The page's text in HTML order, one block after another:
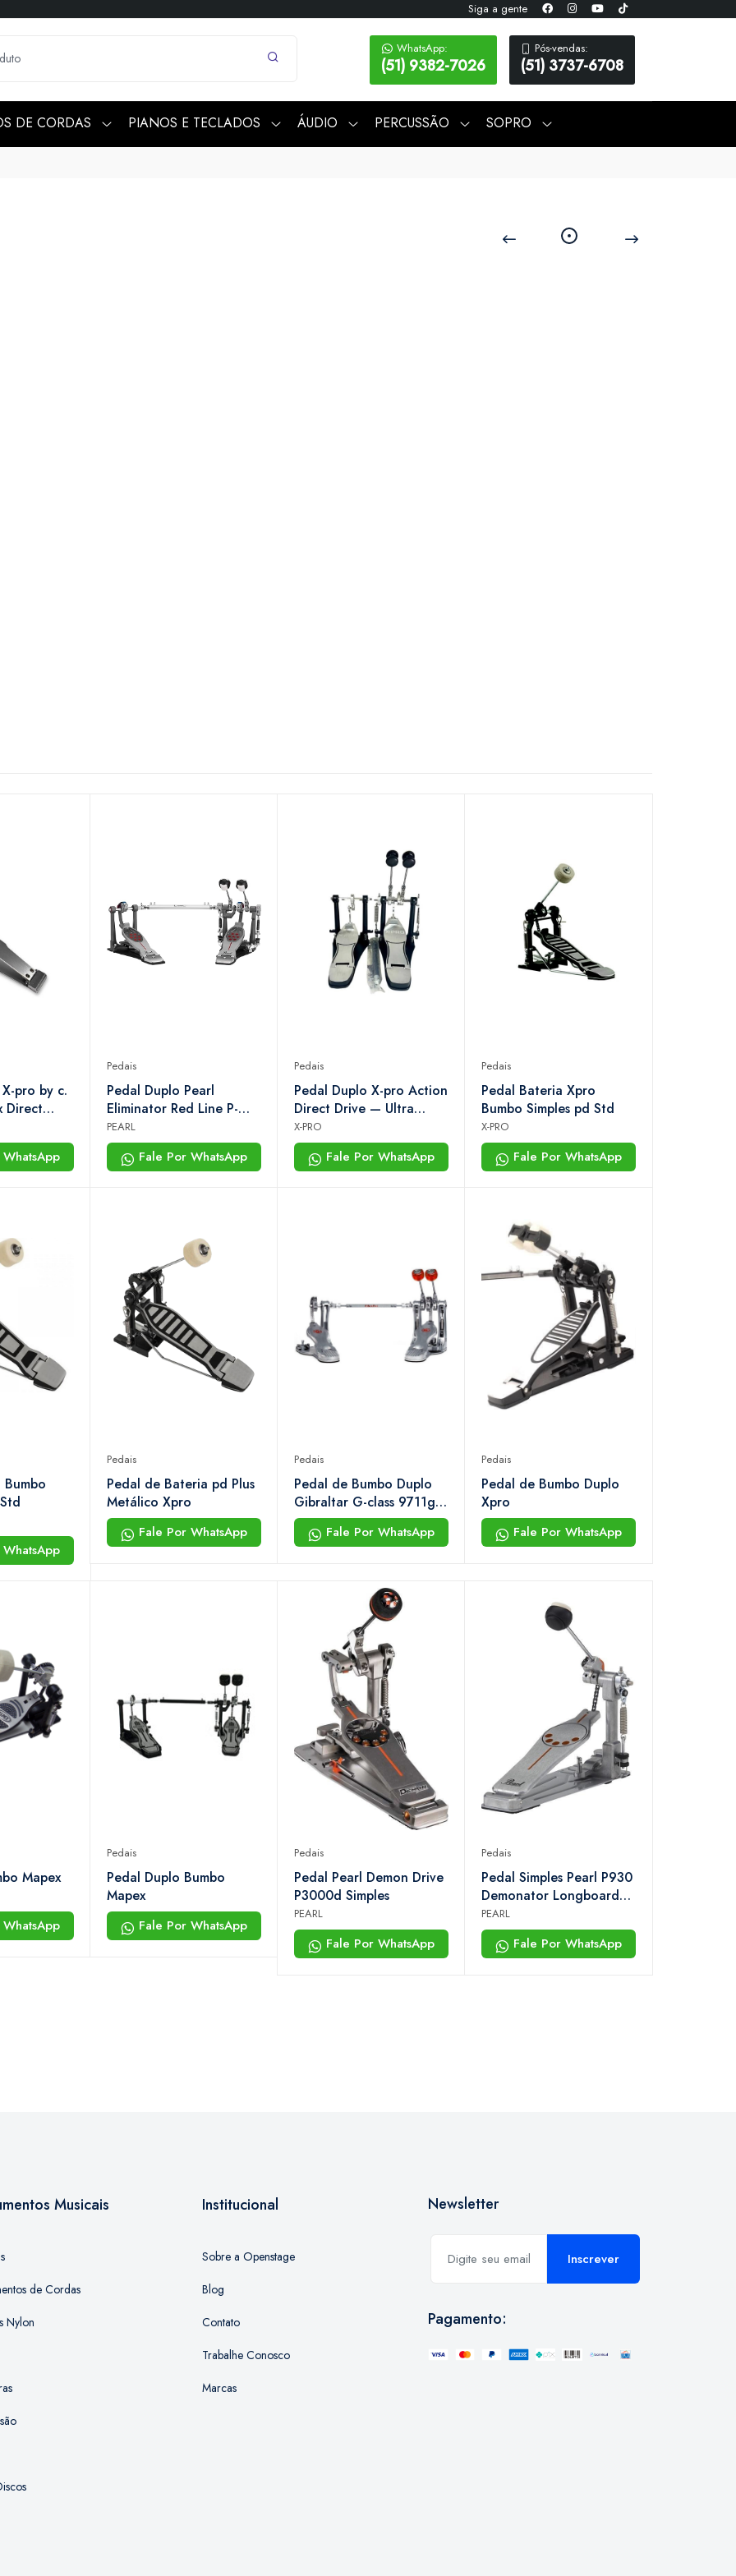
Siga a gente
WhatsApp:
(51) 9382-7026
Pós-vendas:
(51) 3737-6708
DE CORDAS PIANOS E TECLADOS ÁUDIO PERCUSSÃO SOPRO
pro by c.
Direct
em
Axis Com
Pedais
Pedal Duplo Pearl
Eliminator Red Line P-
2052c (com Case)
PEARL
Fale Por WhatsApp
Pedais
Pedal Duplo X-pro Action
Direct Drive — Ultra
Rápido, Preciso e
Robusto Para Bateristas
Exigentes
X-PRO
Fale Por WhatsApp
Pedais
Pedal Bateria Xpro
Bumbo Simples pd Std
X-PRO
Fale Por WhatsApp
Pedais
Pedal de Bateria pd Plus
Metálico Xpro
Fale Por WhatsApp
Pedais
Pedal de Bumbo Duplo
Gibraltar G-class 9711g-
db
Fale Por WhatsApp
Pedais
Pedal de Bumbo Duplo
Xpro
Fale Por WhatsApp
Mapex
Pedais
Pedal Duplo Bumbo
Mapex
Fale Por WhatsApp
Pedais
Pedal Pearl Demon Drive
P3000d Simples
PEARL
Fale Por WhatsApp
Pedais
Pedal Simples Pearl P930
Demonator Longboard
Powershifter
PEARL
Fale Por WhatsApp
Musicais
de Cordas
Nylon
Institucional
Sobre a Openstage
Blog
Contato
Trabalhe Conosco
Marcas
Newsletter
Inscrever
Pagamento: